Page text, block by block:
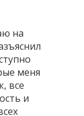
на
меня
все
и